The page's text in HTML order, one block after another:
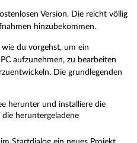
Version. Die reicht völlig
hinzubekommen.
du vorgehst, um ein
aufzunehmen, zu bearbeiten
Die grundlegenden
herunter und installiere die
heruntergeladene